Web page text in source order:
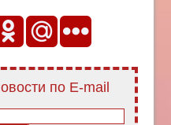
по E-mail